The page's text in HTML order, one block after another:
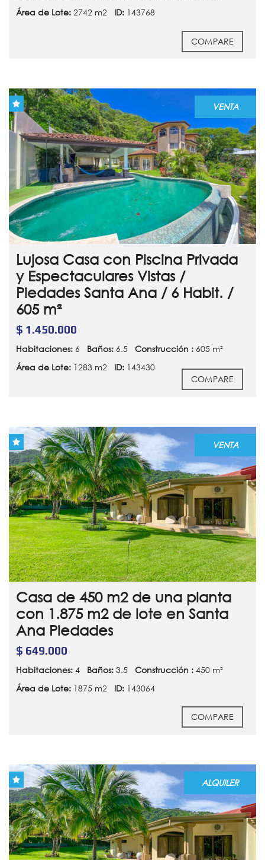
Área de Lote: 2742 m2 ID: 143768
VENTA
Lujosa Casa con Piscina Privada
y Espectaculares Vistas /
Piedades Santa Ana / 6 Habit. /
605 m²
$ 1.450.000
Habitaciones: 6 Baños: 6.5 Construcción : 605 m²
Área de Lote: 1283 m2 ID: 143430
COMPARE
VENTA
Casa de 450 m2 de una planta
con 1.875 m2 de lote en Santa
Ana Piedades
$ 649.000
Habitaciones: 4 Baños: 3.5 Construcción : 450 m²
Área de Lote: 1875 m2 ID: 143064
COMPARE
ALQUILER
COMPARE